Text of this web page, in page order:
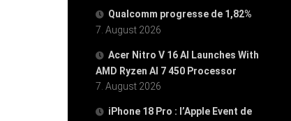
Qualcomm progresse de 1,82%
7. August 2026
Acer Nitro V 16 AI Launches With
AMD Ryzen AI 7 450 Processor
7. August 2026
iPhone 18 Pro : l’Apple Event de